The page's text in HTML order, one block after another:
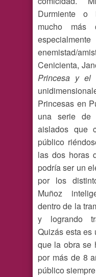
Durmiente o
mucho más
enemistad/
Cenicienta,
Princesa y el
Princesas en
una serie de
aislados que
público
las dos horas
podría ser un
por los
Muñoz
dentro de la
y logrando
Quizás esta es
que la obra se
por más de 8
público